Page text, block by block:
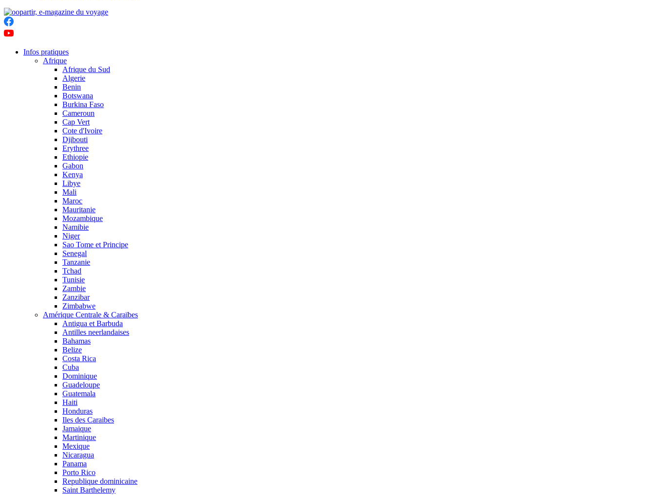
Infos pratiques
Afrique
Afrique du Sud
Algerie
Benin
Botswana
Burkina Faso
Cameroun
Cap Vert
Cote d'Ivoire
Djibouti
Erythree
Ethiopie
Gabon
Kenya
Libye
Mali
Maroc
Mauritanie
Mozambique
Namibie
Niger
Sao Tome et Principe
Senegal
Tanzanie
Tchad
Tunisie
Zambie
Zanzibar
Zimbabwe
Amérique Centrale & Caraïbes
Antigua et Barbuda
Antilles neerlandaises
Bahamas
Belize
Costa Rica
Cuba
Dominique
Guadeloupe
Guatemala
Haiti
Honduras
Iles des Caraibes
Jamaique
Martinique
Mexique
Nicaragua
Panama
Porto Rico
Republique dominicaine
Saint Barthelemy